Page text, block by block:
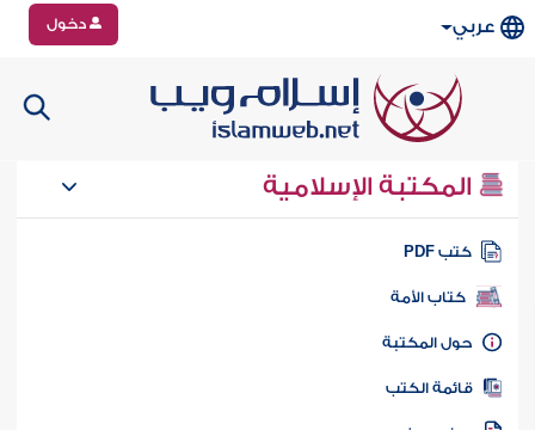
عربي دخول
المكتبة الإسلامية
كتب PDF
كتاب الأمة
المكتبة